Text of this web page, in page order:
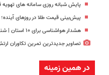
پایش شبانه روزی سامانه های تهویه
پیش‌بینی قیمت طلا در روزهای
هشدار هواشناسی برای ۱۰ استان | شنا در دریای خزر ممنوع است
تصاویر جدیدترین تمرین تکاوران
در همین زمینه